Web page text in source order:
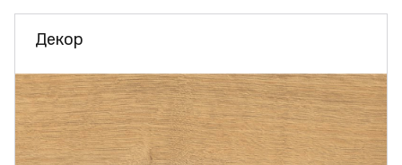
Декор